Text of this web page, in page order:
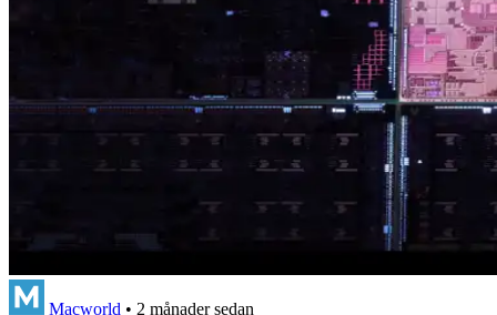
Macworld • 2 månader sedan